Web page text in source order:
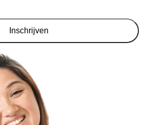
Inschrijven